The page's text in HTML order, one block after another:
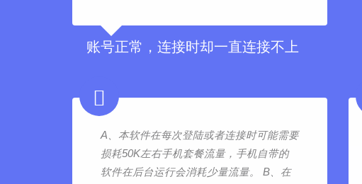
账号正常，连接时却一直连接不上
A、本软件在每次登陆或者连接时可能需要
损耗50K左右手机套餐流量，手机自带的
软件在后台运行会消耗少量流量。 B、在